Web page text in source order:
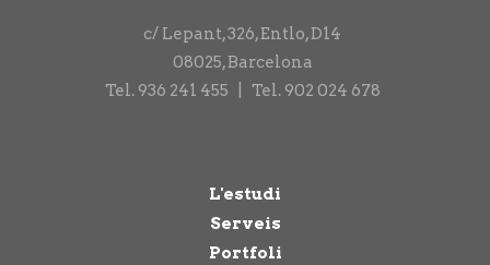
c/ Lepant, 326, Entlo, D14
08025,Barcelona
Tel. 936 241 455 Tel. 902 024 678
L'estudi
Serveis
Portfoli